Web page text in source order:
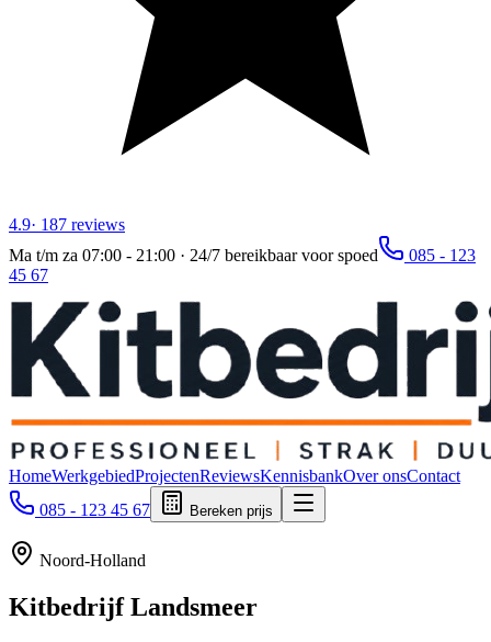
4.9· 187 reviews
Ma t/m za 07:00 - 21:00 · 24/7 bereikbaar voor spoed
085 - 123
45 67
HomeWerkgebiedProjectenReviewsKennisbankOver onsContact
085 - 123 45 67
Bereken prijs
Noord-Holland
KitbedrijfLandsmeer